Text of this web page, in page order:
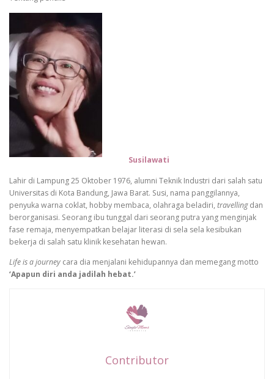
Susilawati
Lahir di Lampung 25 Oktober 1976, alumni Teknik Industri dari salah satu
Universitas di Kota Bandung, Jawa Barat. Susi, nama panggilannya,
penyuka warna coklat, hobby membaca, olahraga beladiri, travellingdan
berorganisasi. Seorang ibu tunggal dari seorang putra yang menginjak
fase remaja, menyempatkan belajar literasi di sela sela kesibukan
bekerja di salah satu klinik kesehatan hewan.
Life is a journey cara dia menjalani kehidupannya dan memegang motto
‘Apapun diri anda jadilah hebat.’
Contributor